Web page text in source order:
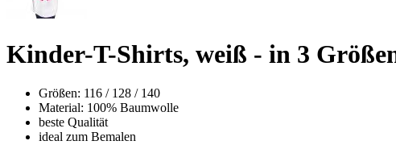
Kinder-T-Shirts, weiß - in 3
Größen: 116 / 128 / 140
Material: 100% Baumwolle
beste Qualität
ideal zum Bemalen